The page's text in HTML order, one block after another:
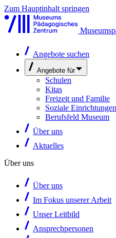
Zum Hauptinhalt springen
Angebote suchen
Angebote für
Schulen
Kitas
Freizeit und Familie
Soziale Einrichtungen
Berufsfeld Museum
Über uns
Aktuelles
Über uns
Über uns
Im Fokus unserer Arbeit
Unser Leitbild
Ansprechpersonen